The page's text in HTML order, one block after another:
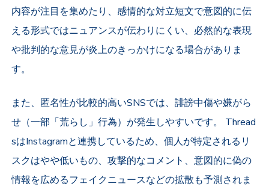
内容が注目を集めたり、感情的な対立短文で意図的に伝
える形式ではニュアンスが伝わりにくい、必然的な表現
や批判的な意見が炎上のきっかけになる場合がありま
す。
また、匿名性が比較的高いSNSでは、誹謗中傷や嫌がら
せ（一部「荒らし」行為）が発生しやすいです。 Thread
sはInstagramと連携しているため、個人が特定されるリ
スクはやや低いもの、攻撃的なコメント、意図的に偽の
情報を広めるフェイクニュースなどの拡散も予測されま